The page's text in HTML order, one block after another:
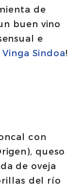
de
buen vino
e
Sindoa!
con
queso
de oveja
del río